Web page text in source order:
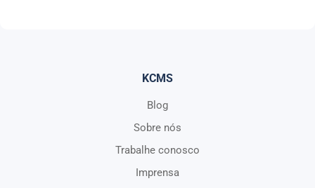
KCMS
Blog
Sobre nós
Trabalhe conosco
Imprensa